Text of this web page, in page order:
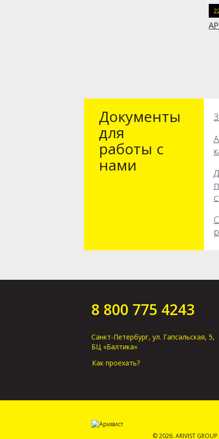
Документы
для
работы с
нами
8 800 775 4243
Санкт-Петербург, ул. Гапсальская, 5,
БЦ «Балтика»
Как проехать?
© 2026. ARIVIST GROUP